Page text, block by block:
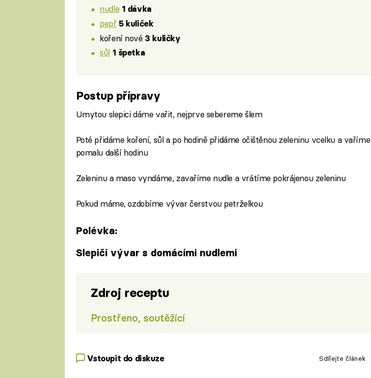
nudle 1 dávka
pepř 5 kuliček
koření nové 3 kuličky
sůl 1 špetka
Postup přípravy
Umytou slepici dáme vařit, nejprve sebereme šlem
Poté přidáme koření, sůl a po hodině přidáme očištěnou zeleninu vcelku a vaříme
pomalu další hodinu
Zeleninu a maso vyndáme, zavaříme nudle a vrátíme pokrájenou zeleninu
Pokud máme, ozdobíme vývar čerstvou petrželkou
Polévka:
Slepičí vývar s domácími nudlemi
Zdroj receptu
Prostřeno, soutěžící
Vstoupit do diskuze Sdílejte článek